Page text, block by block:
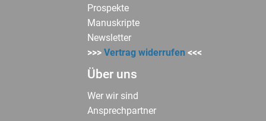
Prospekte
Manuskripte
Newsletter
>>>Vertrag widerrufen <<<
Über uns
Wer wir sind
Ansprechpartner